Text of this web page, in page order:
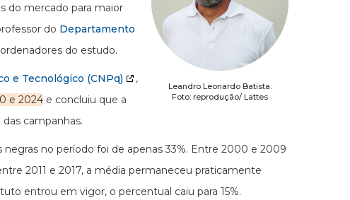
Leandro Leonardo Batista.
Foto: reprodução/ Lattes
do mercado para maior
do Departamento
do estudo.
e Tecnológico (CNPq)
,
e 2024 e concluiu que a
campanhas.
no período foi de apenas 33%. Entre 2000 e 2009
2011 e 2017, a média permaneceu praticamente
entrou em vigor, o percentual caiu para 15%.